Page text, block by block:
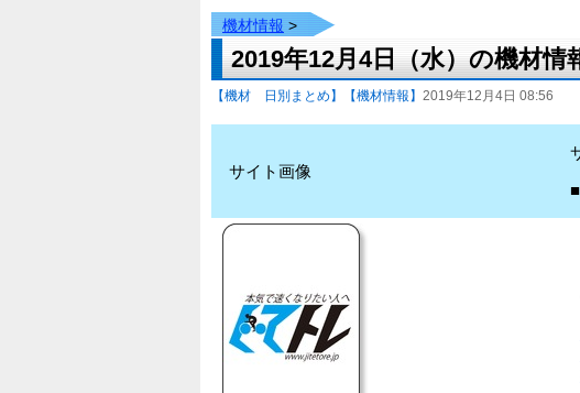
機材情報 >
2019年12月4日（水）の機材情
【機材 日別まとめ】 【機材情報】 2019年12月4日 08:56
サイト画像